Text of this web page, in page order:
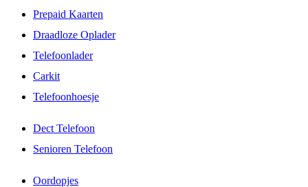
Prepaid Kaarten
Draadloze Oplader
Telefoonlader
Carkit
Telefoonhoesje
Dect Telefoon
Senioren Telefoon
Oordopjes